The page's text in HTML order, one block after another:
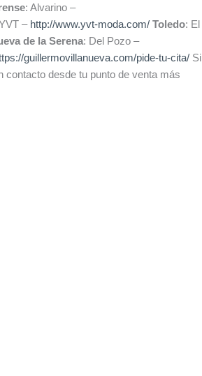
: Alvarino –
– http://www.yvt-moda.com/ Toledo: El
de la Serena: Del Pozo –
guillermovillanueva.com/pide-tu-cita/ Si
desde tu punto de venta más